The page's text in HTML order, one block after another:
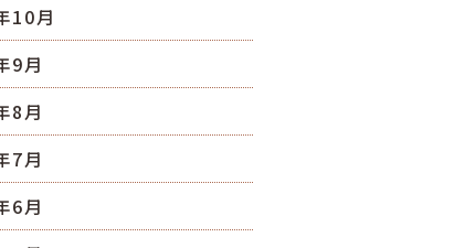
10月
9月
8月
7月
6月